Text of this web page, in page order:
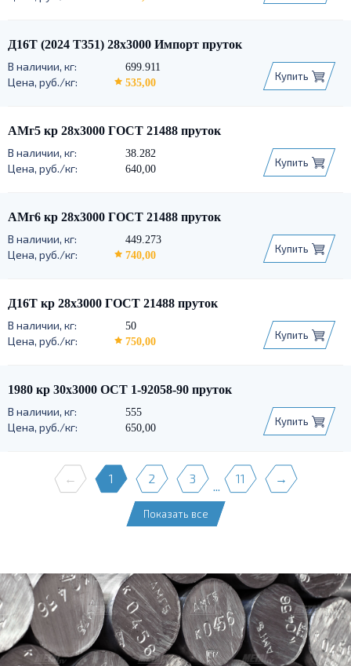
Д16Т (2024 Т351) 28х3000 Импорт пруток
699.911
535,00
Купить
АМг5 кр 28х3000 ГОСТ 21488 пруток
38.282
640,00
Купить
АМг6 кр 28х3000 ГОСТ 21488 пруток
449.273
740,00
Купить
Д16Т кр 28х3000 ГОСТ 21488 пруток
50
750,00
Купить
1980 кр 30х3000 ОСТ 1-92058-90 пруток
555
650,00
Купить
← 1 2 3
...
11 →
Показать все